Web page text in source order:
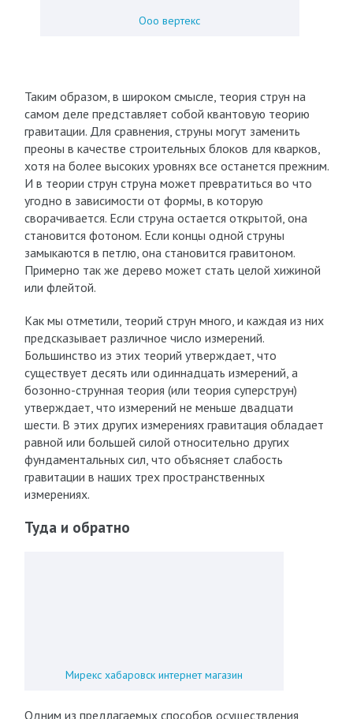
Ооо вертекс
Таким образом, в широком смысле, теория струн на
самом деле представляет собой квантовую теорию
гравитации. Для сравнения, струны могут заменить
преоны в качестве строительных блоков для кварков,
хотя на более высоких уровнях все останется прежним.
И в теории струн струна может превратиться во что
угодно в зависимости от формы, в которую
сворачивается. Если струна остается открытой, она
становится фотоном. Если концы одной струны
замыкаются в петлю, она становится гравитоном.
Примерно так же дерево может стать целой хижиной
или флейтой.
Как мы отметили, теорий струн много, и каждая из них
предсказывает различное число измерений.
Большинство из этих теорий утверждает, что
существует десять или одиннадцать измерений, а
бозонно-струнная теория (или теория суперструн)
утверждает, что измерений не меньше двадцати
шести. В этих других измерениях гравитация обладает
равной или большей силой относительно других
фундаментальных сил, что объясняет слабость
гравитации в наших трех пространственных
измерениях.
Туда и обратно
Мирекс хабаровск интернет магазин
Одним из предлагаемых способов осуществления